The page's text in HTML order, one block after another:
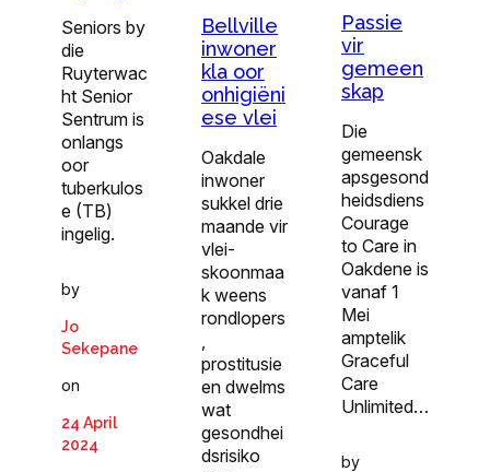
Seniors by
die
Ruyterwac
ht Senior
Sentrum is
onlangs
oor
tuberkulos
e (TB)
ingelig.
by
Jo
Sekepane
on
24 April
2024
Bellville
inwoner
kla oor
onhigiëni
ese vlei
Oakdale
inwoner
sukkel drie
maande vir
vlei-
skoonmaa
k weens
rondlopers
prostitusie
en dwelms
wat
gesondhei
dsrisiko
Passie
vir
gemeen
skap
Die
gemeensk
apsgesond
heidsdiens
Courage
to Care in
Oakdene is
vanaf 1
Mei
amptelik
Graceful
Care
Unlimited…
by